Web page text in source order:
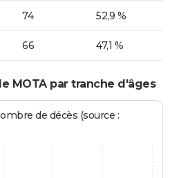
74 52,9 %
66 47,1 %
MOTA par tranche d'âges
de décès (source :